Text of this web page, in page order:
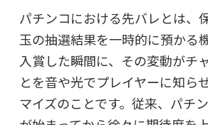
パチンコにおける先バレとは、
玉の抽選結果を一時的に預かる
入賞した瞬間に、その変動がチ
とを音や光でプレイヤーに知ら
マイズのことです。従来、パチ